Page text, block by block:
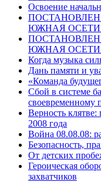
Освоение
ЮЖНАЯ
ЮЖНАЯ
Когда музыка
Дань памяти и
«Команда
Сбой в системе
своевременному
Верность
2008 года
Война 08.08.08:
Безопасность,
От детских
Героическая
захватчиков